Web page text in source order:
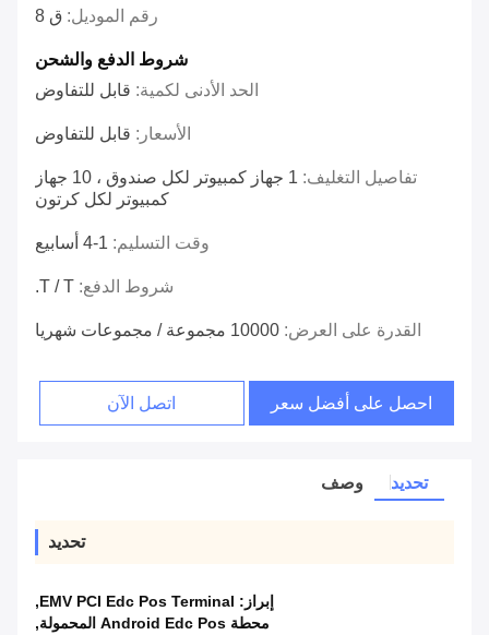
رقم الموديل: ق 8
شروط الدفع والشحن
الحد الأدنى لكمية: قابل للتفاوض
الأسعار: قابل للتفاوض
تفاصيل التغليف:
1 جهاز كمبيوتر لكل صندوق ، 10 جهاز
كمبيوتر لكل كرتون
وقت التسليم: 1-4 أسابيع
شروط الدفع: T / T.
القدرة على العرض: 10000 مجموعة / مجموعات شهريا
احصل على أفضل سعر اتصل الآن
تحديد وصف
تحديد
إبراز: EMV PCI Edc Pos Terminal
,
محطة Android Edc Pos المحمولة
,